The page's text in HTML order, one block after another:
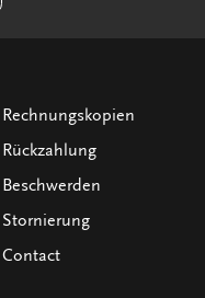
Rechnungskopien
Rückzahlung
Beschwerden
Stornierung
Contact